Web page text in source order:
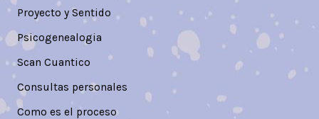
rProyecto y Sentido
Psicogenealogia
Scan Cuantico
Consultas personales
Como es el proceso